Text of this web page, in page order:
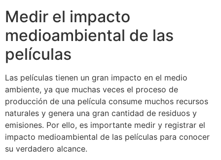
Medir el impacto
medioambiental de las
películas
Las películas tienen un gran impacto en el medio
ambiente, ya que muchas veces el proceso de
producción de una película consume muchos recursos
naturales y genera una gran cantidad de residuos y
emisiones. Por ello, es importante medir y registrar el
impacto medioambiental de las películas para conocer
su verdadero alcance.